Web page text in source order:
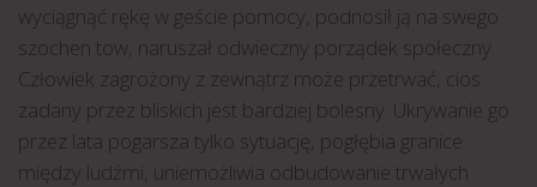
wyciągnąć rękę w geście pomocy, podnosił ją na swego
szochen tow, naruszał odwieczny porządek społeczny.
Człowiek zagrożony z zewnątrz może przetrwać, cios
zadany przez bliskich jest bardziej bolesny. Ukrywanie go
przez lata pogarsza tylko sytuację, pogłębia granice
między ludźmi, uniemożliwia odbudowanie trwałych